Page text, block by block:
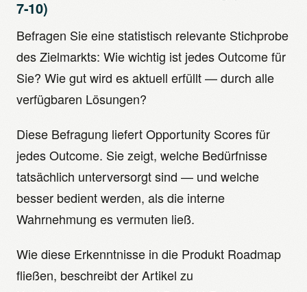
7-10)
Befragen Sie eine statistisch relevante Stichprobe
des Zielmarkts: Wie wichtig ist jedes Outcome für
Sie? Wie gut wird es aktuell erfüllt — durch alle
verfügbaren Lösungen?
Diese Befragung liefert Opportunity Scores für
jedes Outcome. Sie zeigt, welche Bedürfnisse
tatsächlich unterversorgt sind — und welche
besser bedient werden, als die interne
Wahrnehmung es vermuten ließ.
Wie diese Erkenntnisse in die Produkt Roadmap
fließen, beschreibt der Artikel zu